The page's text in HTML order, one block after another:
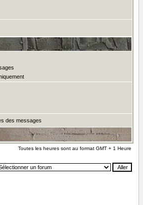
des messages
Toutes les heures sont au format GMT + 1 Heure